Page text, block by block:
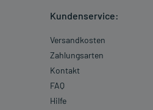
Kundenservice:
Versandkosten
Zahlungsarten
Kontakt
FAQ
Hilfe